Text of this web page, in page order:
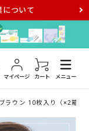
ついて
マイページ カート メニュー
メガネ
ラウン 10枚入り（×2箱）